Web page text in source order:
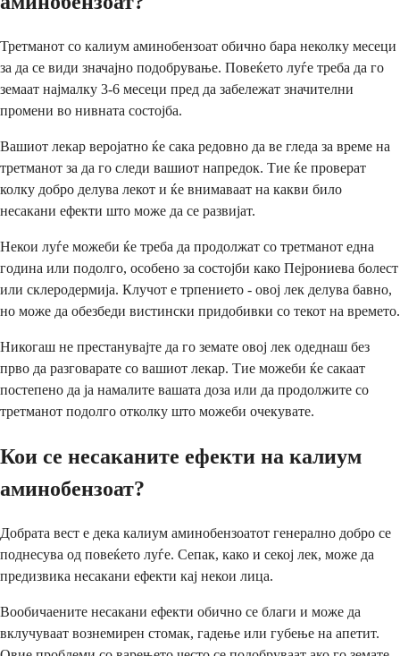
Третманот со калиум аминобензоат обично бара неколку месеци
за да се види значајно подобрување. Повеќето луѓе треба да го
земаат најмалку 3-6 месеци пред да забележат значителни
промени во нивната состојба.
Вашиот лекар веројатно ќе сака редовно да ве гледа за време на
третманот за да го следи вашиот напредок. Тие ќе проверат
колку добро делува лекот и ќе внимаваат на какви било
несакани ефекти што може да се развијат.
Некои луѓе можеби ќе треба да продолжат со третманот една
година или подолго, особено за состојби како Пејрониева болест
или склеродермија. Клучот е трпението - овој лек делува бавно,
но може да обезбеди вистински придобивки со текот на времето.
Никогаш не престанувајте да го земате овој лек одеднаш без
прво да разговарате со вашиот лекар. Тие можеби ќе сакаат
постепено да ја намалите вашата доза или да продолжите со
третманот подолго отколку што можеби очекувате.
Кои се несаканите ефекти на калиум
аминобензоат?
Добрата вест е дека калиум аминобензоатот генерално добро се
поднесува од повеќето луѓе. Сепак, како и секој лек, може да
предизвика несакани ефекти кај некои лица.
Вообичаените несакани ефекти обично се благи и може да
вклучуваат вознемирен стомак, гадење или губење на апетит.